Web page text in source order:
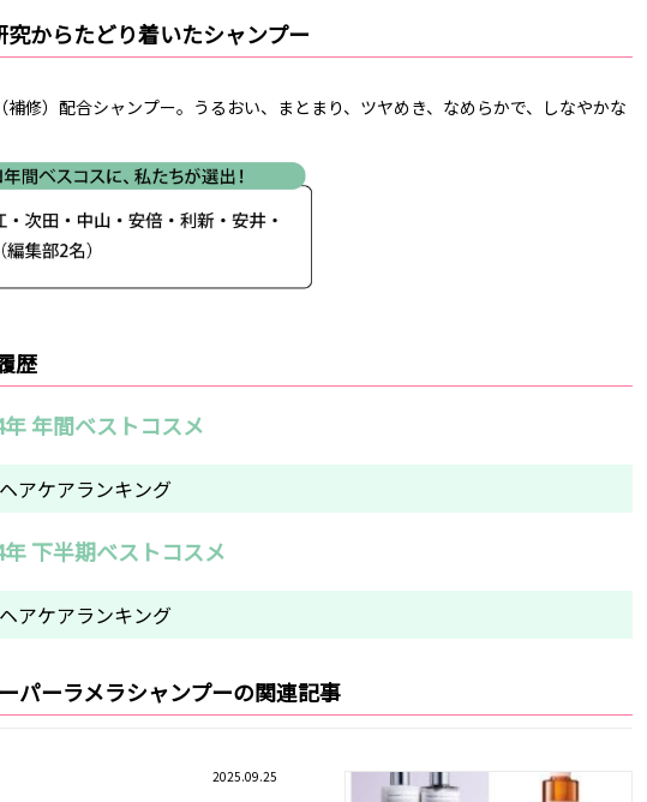
からたどり着いたシャンプー
補修）配合シャンプー。うるおい、まとまり、ツヤめき、なめらかで、しなやかな
歴
年間ベストコスメ
ヘアケアランキング
下半期ベストコスメ
ヘアケアランキング
パーラメラシャンプーの関連記事
2025.09.25